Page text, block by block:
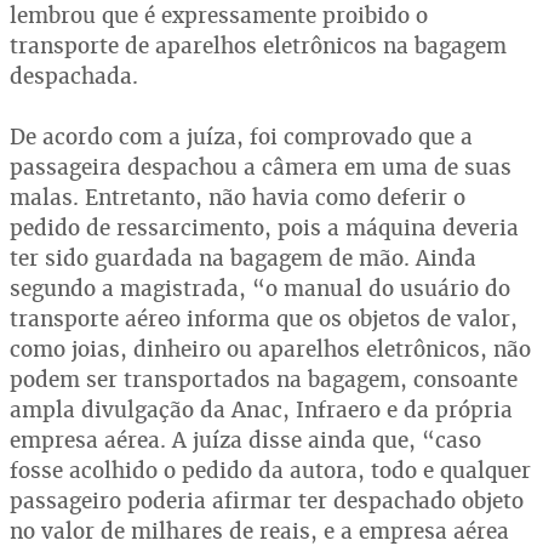
lembrou que é expressamente proibido o
transporte de aparelhos eletrônicos na bagagem
despachada.
De acordo com a juíza, foi comprovado que a
passageira despachou a câmera em uma de suas
malas. Entretanto, não havia como deferir o
pedido de ressarcimento, pois a máquina deveria
ter sido guardada na bagagem de mão. Ainda
segundo a magistrada, “o manual do usuário do
transporte aéreo informa que os objetos de valor,
como joias, dinheiro ou aparelhos eletrônicos, não
podem ser transportados na bagagem, consoante
ampla divulgação da Anac, Infraero e da própria
empresa aérea. A juíza disse ainda que, “caso
fosse acolhido o pedido da autora, todo e qualquer
passageiro poderia afirmar ter despachado objeto
no valor de milhares de reais, e a empresa aérea